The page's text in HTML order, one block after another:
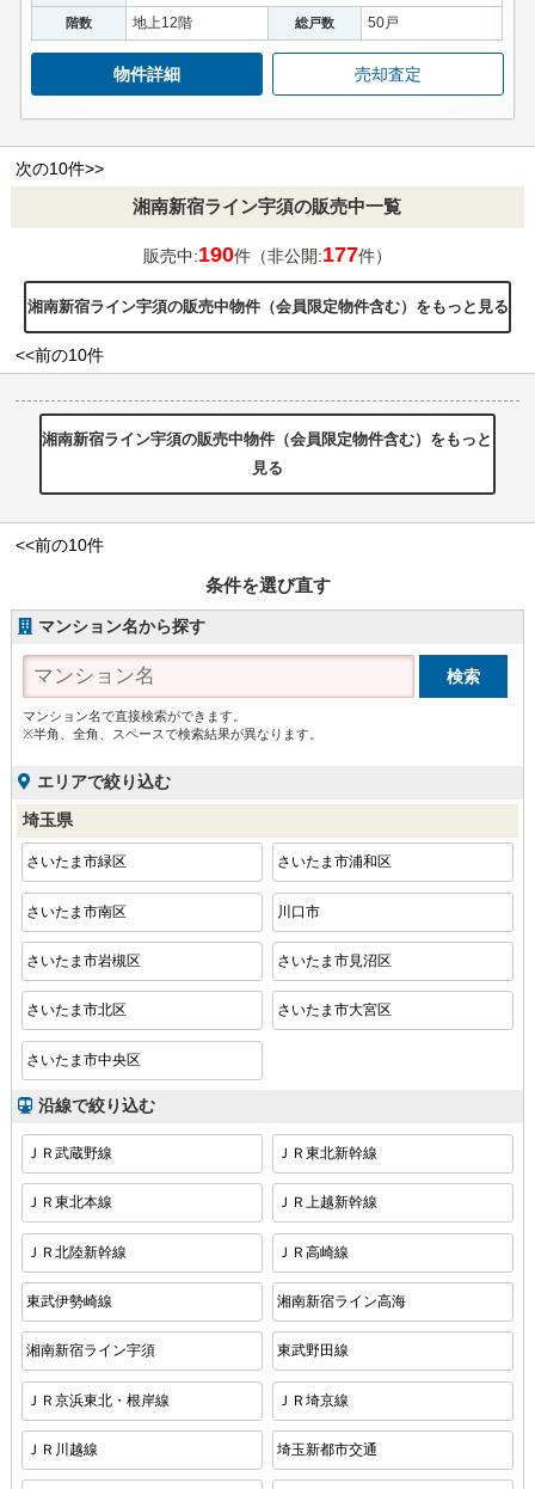
階数 地上12階 総戸数 50戸
物件詳細 売却査定
次の10件>>
湘南新宿ライン宇須の販売中一覧
販売中:190件（非公開:177件）
湘南新宿ライン宇須の販売中物件（会員限定物件含む）をもっと見る
<<前の10件
湘南新宿ライン宇須の販売中物件（会員限定物件含む）をもっと
見る
<<前の10件
条件を選び直す
マンション名から探す
マンション名で直接検索ができます。
※半角、全角、スペースで検索結果が異なります。
エリアで絞り込む
埼玉県
さいたま市緑区 さいたま市浦和区
さいたま市南区 川口市
さいたま市岩槻区 さいたま市見沼区
さいたま市北区 さいたま市大宮区
さいたま市中央区
沿線で絞り込む
ＪＲ武蔵野線 ＪＲ東北新幹線
ＪＲ東北本線 ＪＲ上越新幹線
ＪＲ北陸新幹線 ＪＲ高崎線
東武伊勢崎線 湘南新宿ライン高海
湘南新宿ライン宇須 東武野田線
ＪＲ京浜東北・根岸線 ＪＲ埼京線
ＪＲ川越線 埼玉新都市交通